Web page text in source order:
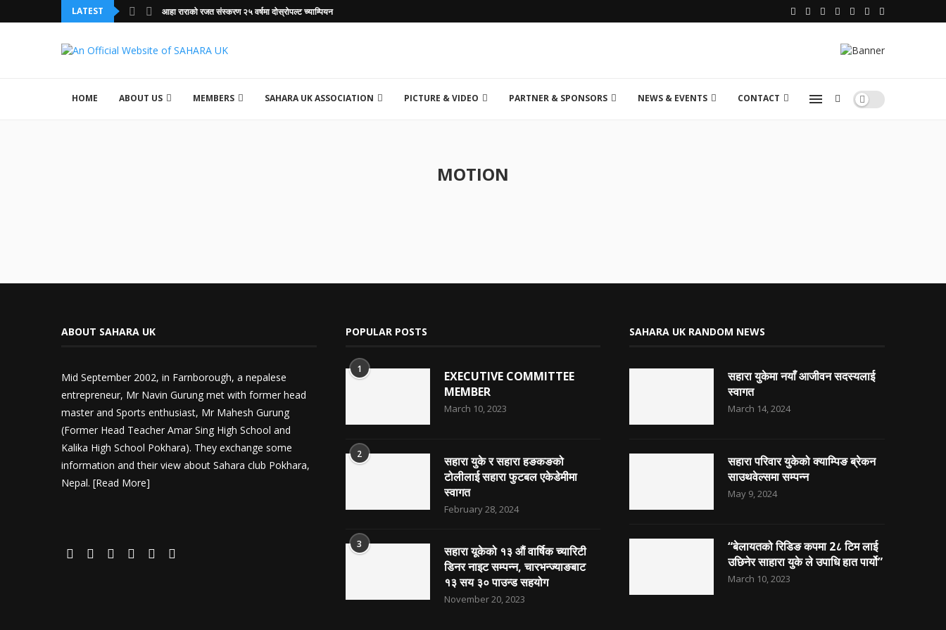
LATEST आहा राराको रजत संस्करण २५ वर्षमा दोस्रोपल्ट च्याम्पियन
HOME ABOUT US MEMBERS SAHARA UK ASSOCIATION PICTURE & VIDEO PARTNER & SPONSORS NEWS & EVENTS CONTACT
MOTION
ABOUT SAHARA UK
Mid September 2002, in Farnborough, a nepalese
entrepreneur, Mr Navin Gurung met with former head
master and Sports enthusiast, Mr Mahesh Gurung
(Former Head Teacher Amar Sing High School and
Kalika High School Pokhara). They exchange some
information and their view about Sahara club Pokhara,
Nepal. [Read More]
POPULAR POSTS
1
EXECUTIVE COMMITTEE
MEMBER
March 10, 2023
2
सहारा युके र सहारा हङकङको
टोलीलाई सहारा फुटबल एकेडेमीमा
स्वागत
February 28, 2024
3
सहारा यूकेको १३ औं वार्षिक च्यारिटी
डिनर नाइट सम्पन्न, चारभन्ज्याङबाट
१३ सय ३० पाउन्ड सहयोग
November 20, 2023
SAHARA UK RANDOM NEWS
सहारा युकेमा नयाँ आजीवन सदस्यलाई
स्वागत
March 14, 2024
सहारा परिवार युकेको क्याम्पिङ ब्रेकन
साउथवेल्समा सम्पन्न
May 9, 2024
“बेलायतको रिडिङ कपमा 2८ टिम लाई
उछिनेर साहारा युके ले उपाधि हात पार्यो”
March 10, 2023